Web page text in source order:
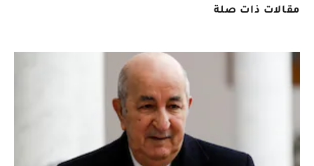
مقالات ذات صلة